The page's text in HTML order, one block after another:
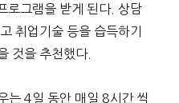
로그램을 받게 된다. 상담
취업기술 등을 습득하기
것을 추천했다.
는 4일 동안 매일 8시간 씩